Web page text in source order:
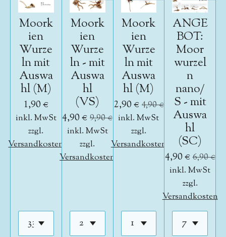
Moork
ien
Wurze
ln mit
Auswa
hl (M)
1,90 €
inkl. MwSt
zzgl.
Versandkosten
Moork
ien
Wurze
ln - mit
Auswa
hl
(VS)
4,90 € 9,90 €
inkl. MwSt
zzgl.
Versandkosten
Moork
ien
Wurze
ln mit
Auswa
hl (M)
2,90 € 4,90 €
inkl. MwSt
zzgl.
Versandkosten
ANGE
BOT:
Moor
wurzel
n
nano/
S - mit
Auswa
hl
(SC)
4,90 €6,90 €
inkl. MwSt
zzgl.
Versandkosten